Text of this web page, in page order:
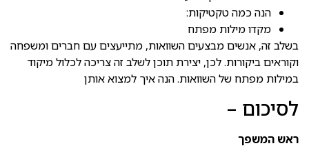
הנה כמה טקטיקות:
מקדו מילות מפתח
בשלב זה, אנשים מבצעים השוואות, מתייעצים עם חברים ומשפחה
וקוראים ביקורות. לכן, יצירת תוכן לשלב זה צריכה לכלול מיקוד
במילות מפתח של השוואות. הנה איך למצוא אותן
לסיכום –
ראש המשפך